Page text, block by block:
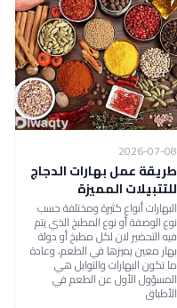
2026-07-08
طريقة عمل بهارات الدجاج
للتتبيلات المميزة
البهارات أنواع كثيرة ومختلفة حسب
نوع الوصفة أو نوع المطبخ الذي يتم
فيه التحضير لان لكل مطبخ أو دولة
بهار معين يميزها في الطعم، وعادة
ما تكون البهارات والتوابل هي
المسؤول الأول عن الطعم في
الأطباق